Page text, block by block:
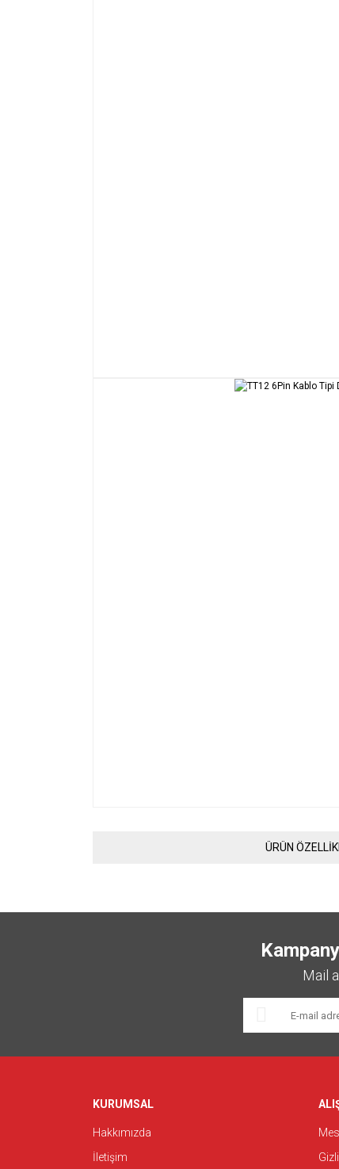
ÜRÜN
Mail
KURUMSAL
Hakkımızda
İletişim